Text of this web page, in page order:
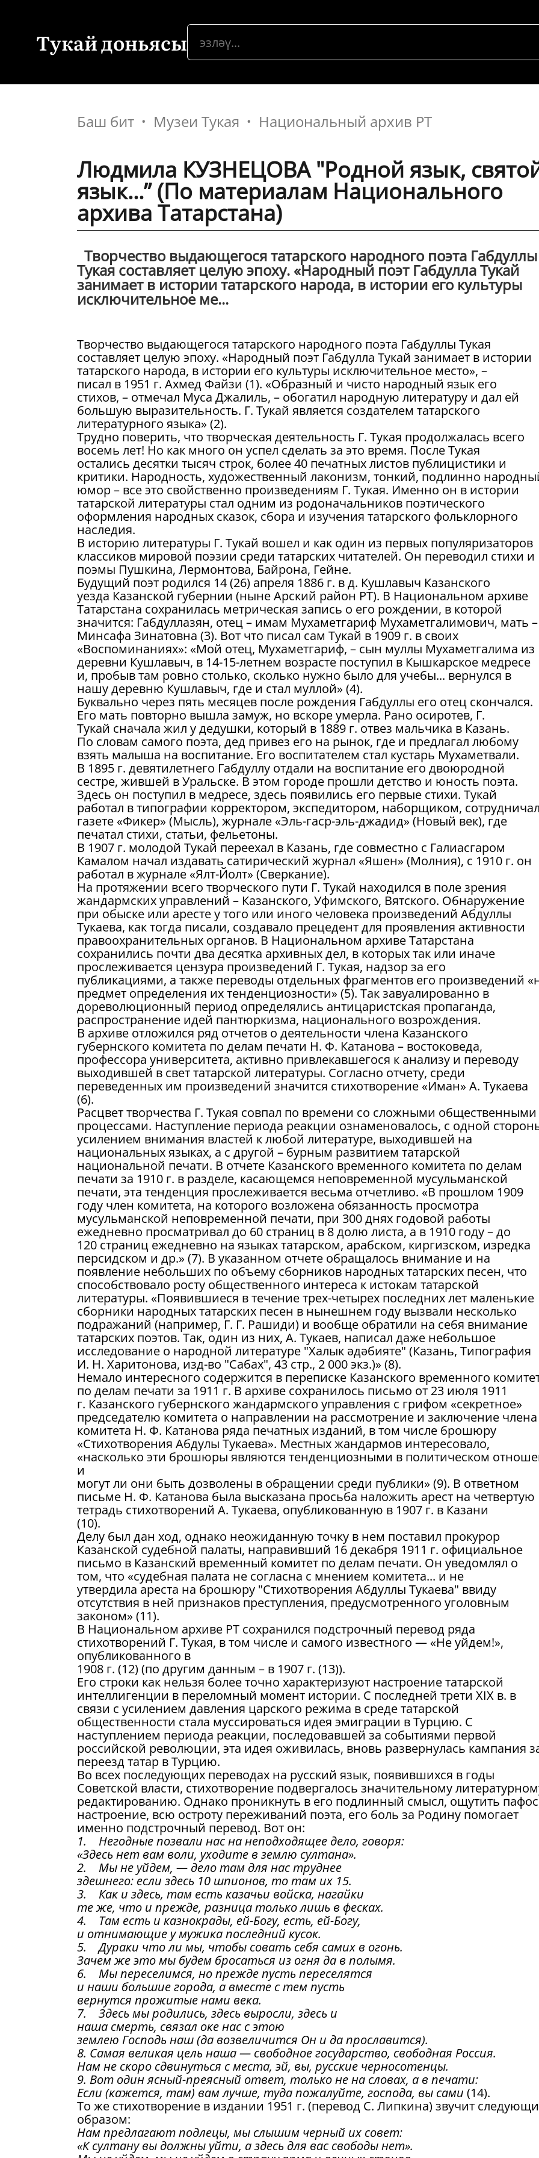
Тукай доньясы
Баш бит Музеи Тукая Национальный архив РТ
Людмила КУЗНЕЦОВА "Родной язык,
язык...” (По материалам Национального
архива Татарстана)
Творчество выдающегося татарского народного поэта Габдуллы
Тукая составляет целую эпоху. «Народный поэт Габдулла Тукай
занимает в истории татарского народа, в истории его культуры
исключительное ме...
Творчество выдающегося татарского народного поэта Габдуллы Тукая
составляет целую эпоху. «Народный поэт Габдулла Тукай занимает в истории
татарского народа, в истории его культуры исключительное место», –
писал в 1951 г. Ахмед Файзи (1). «Образный и чисто народный язык его
стихов, – отмечал Муса Джалиль, – обогатил народную литературу и дал ей
большую выразительность. Г. Тукай является создателем татарского
литературного языка» (2).
Трудно поверить, что творческая деятельность Г. Тукая продолжалась всего
восемь лет! Но как много он успел сделать за это время. После Тукая
остались десятки тысяч строк, более 40 печатных листов публицистики и
критики. Народность, художественный лаконизм, тонкий, подлинно
юмор – все это свойственно произведениям Г. Тукая. Именно он в истории
татарской литературы стал одним из родоначальников поэтического
оформления народных сказок, сбора и изучения татарского фольклорного
наследия.
В историю литературы Г. Тукай вошел и как один из первых популяризаторов
классиков мировой поэзии среди татарских читателей. Он переводил стихи и
поэмы Пушкина, Лермонтова, Байрона, Гейне.
Будущий поэт родился 14 (26) апреля 1886 г. в д. Кушлавыч Казанского
уезда Казанской губернии (ныне Арский район РТ). В Национальном архиве
Татарстана сохранилась метрическая запись о его рождении, в которой
значится: Габдуллазян, отец – имам Мухаметгариф Мухаметгалимович, мать –
Минсафа Зинатовна (3). Вот что писал сам Тукай в 1909 г. в своих
«Воспоминаниях»: «Мой отец, Мухаметгариф, – сын муллы Мухаметгалима из
деревни Кушлавыч, в 14-15-летнем возрасте поступил в Кышкарское медресе
и, пробыв там ровно столько, сколько нужно было для учебы... вернулся в
нашу деревню Кушлавыч, где и стал муллой» (4).
Буквально через пять месяцев после рождения Габдуллы его отец скончался.
Его мать повторно вышла замуж, но вскоре умерла. Рано осиротев, Г.
Тукай сначала жил у дедушки, который в 1889 г. отвез мальчика в Казань.
По словам самого поэта, дед привез его на рынок, где и предлагал любому
взять малыша на воспитание. Его воспитателем стал кустарь Мухаметвали.
В 1895 г. девятилетнего Габдуллу отдали на воспитание его двоюродной
сестре, жившей в Уральске. В этом городе прошли детство и юность поэта.
Здесь он поступил в медресе, здесь появились его первые стихи. Тукай
работал в типографии корректором, экспедитором, наборщиком,
газете «Фикер» (Мысль), журнале «Эль-гаср-эль-джадид» (Новый век), где
печатал стихи, статьи, фельетоны.
В 1907 г. молодой Тукай переехал в Казань, где совместно с Галиасгаром
Камалом начал издавать сатирический журнал «Яшен» (Молния), с 1910 г. он
работал в журнале «Ялт-Йолт» (Сверкание).
На протяжении всего творческого пути Г. Тукай находился в поле зрения
жандармских управлений – Казанского, Уфимского, Вятского. Обнаружение
при обыске или аресте у того или иного человека произведений Абдуллы
Тукаева, как тогда писали, создавало прецедент для проявления активности
правоохранительных органов. В Национальном архиве Татарстана
сохранились почти два десятка архивных дел, в которых так или иначе
прослеживается цензура произведений Г. Тукая, надзор за его
публикациями, а также переводы отдельных фрагментов его произведений
предмет определения их тенденциозности» (5). Так завуалированно в
дореволюционный период определялись антицаристская пропаганда,
распространение идей пантюркизма, национального возрождения.
В архиве отложился ряд отчетов о деятельности члена Казанского
губернского комитета по делам печати Н. Ф. Катанова – востоковеда,
профессора университета, активно привлекавшегося к анализу и переводу
выходившей в свет татарской литературы. Согласно отчету, среди
переведенных им произведений значится стихотворение «Иман» А. Тукаева
(6).
Расцвет творчества Г. Тукая совпал по времени со сложными общественными
процессами. Наступление периода реакции ознаменовалось, с одной
усилением внимания властей к любой литературе, выходившей на
национальных языках, а с другой – бурным развитием татарской
национальной печати. В отчете Казанского временного комитета по делам
печати за 1910 г. в разделе, касающемся неповременной мусульманской
печати, эта тенденция прослеживается весьма отчетливо. «В прошлом 1909
году член комитета, на которого возложена обязанность просмотра
мусульманской неповременной печати, при 300 днях годовой работы
ежедневно просматривал до 60 страниц в 8 долю листа, а в 1910 году – до
120 страниц ежедневно на языках татарском, арабском, киргизском, изредка
персидском и др.» (7). В указанном отчете обращалось внимание и на
появление небольших по объему сборников народных татарских песен, что
способствовало росту общественного интереса к истокам татарской
литературы. «Появившиеся в течение трех-четырех последних лет маленькие
сборники народных татарских песен в нынешнем году вызвали несколько
подражаний (например, Г. Г. Рашиди) и вообще обратили на себя внимание
татарских поэтов. Так, один из них, А. Тукаев, написал даже небольшое
исследование о народной литературе "Халык әдәбияте" (Казань, Типография
И. Н. Харитонова, изд-во "Сабах", 43 стр., 2 000 экз.)» (8).
Немало интересного содержится в переписке Казанского временного
по делам печати за 1911 г. В архиве сохранилось письмо от 23 июля 1911
г. Казанского губернского жандармского управления с грифом «секретное»
председателю комитета о направлении на рассмотрение и заключение члена
комитета Н. Ф. Катанова ряда печатных изданий, в том числе брошюру
«Стихотворения Абдулы Тукаева». Местных жандармов интересовало,
«насколько эти брошюры являются тенденциозными в политическом
и
могут ли они быть дозволены в обращении среди публики» (9). В ответном
письме Н. Ф. Катанова была высказана просьба наложить арест на четвертую
тетрадь стихотворений А. Тукаева, опубликованную в 1907 г. в Казани
(10).
Делу был дан ход, однако неожиданную точку в нем поставил прокурор
Казанской судебной палаты, направивший 16 декабря 1911 г. официальное
письмо в Казанский временный комитет по делам печати. Он уведомлял о
том, что «судебная палата не согласна с мнением комитета... и не
утвердила ареста на брошюру "Стихотворения Абдуллы Тукаева" ввиду
отсутствия в ней признаков преступления, предусмотренного уголовным
законом» (11).
В Национальном архиве РТ сохранился подстрочный перевод ряда
стихотворений Г. Тукая, в том числе и самого известного — «Не уйдем!»,
опубликованного в
1908 г. (12) (по другим данным – в 1907 г. (13)).
Его строки как нельзя более точно характеризуют настроение татарской
интеллигенции в переломный момент истории. С последней трети XIX в. в
связи с усилением давления царского режима в среде татарской
общественности стала муссироваться идея эмиграции в Турцию. С
наступлением периода реакции, последовавшей за событиями первой
российской революции, эта идея оживилась, вновь развернулась кампания
переезд татар в Турцию.
Во всех последующих переводах на русский язык, появившихся в годы
Советской власти, стихотворение подвергалось значительному
редактированию. Однако проникнуть в его подлинный смысл, ощутить
настроение, всю остроту переживаний поэта, его боль за Родину помогает
именно подстрочный перевод. Вот он:
1. Негодные позвали нас на неподходящее дело, говоря:
«Здесь нет вам воли, уходите в землю султана».
2. Мы не уйдем, — дело там для нас труднее
здешнего: если здесь 10 шпионов, то там их 15.
3. Как и здесь, там есть казачьи войска, нагайки
те же, что и прежде, разница только лишь в фесках.
4. Там есть и казнокрады, ей-Богу, есть, ей-Богу,
и отнимающие у мужика последний кусок.
5. Дураки что ли мы, чтобы совать себя самих в огонь.
Зачем же это мы будем бросаться из огня да в полымя.
6. Мы переселимся, но прежде пусть переселятся
и наши большие города, а вместе с тем пусть
вернутся прожитые нами века.
7. Здесь мы родились, здесь выросли, здесь и
наша смерть, связал оке нас с этою
землею Господь наш (да возвеличится Он и да прославится).
8. Самая великая цель наша — свободное государство, свободная Россия.
Нам не скоро сдвинуться с места, эй, вы, русские черносотенцы.
9. Вот один ясный-преясный ответ, только не на словах, а в печати:
Если (кажется, там) вам лучше, туда пожалуйте, господа, вы сами (14).
То же стихотворение в издании 1951 г. (перевод С. Липкина) звучит
образом:
Нам предлагают подлецы, мы слышим черный их совет:
«К султану вы должны уйти, а здесь для вас свободы нет».